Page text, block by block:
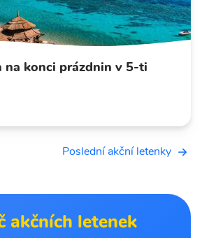
na konci prázdnin v 5-ti
Poslední akční letenky
akčních letenek